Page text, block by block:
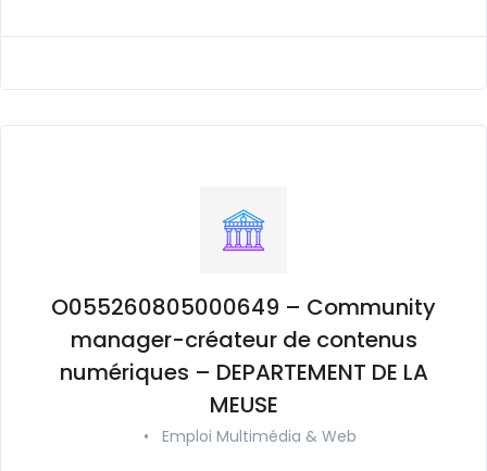
O055260805000649 – Community
manager-créateur de contenus
numériques – DEPARTEMENT DE LA
MEUSE
• Emploi Multimédia & Web